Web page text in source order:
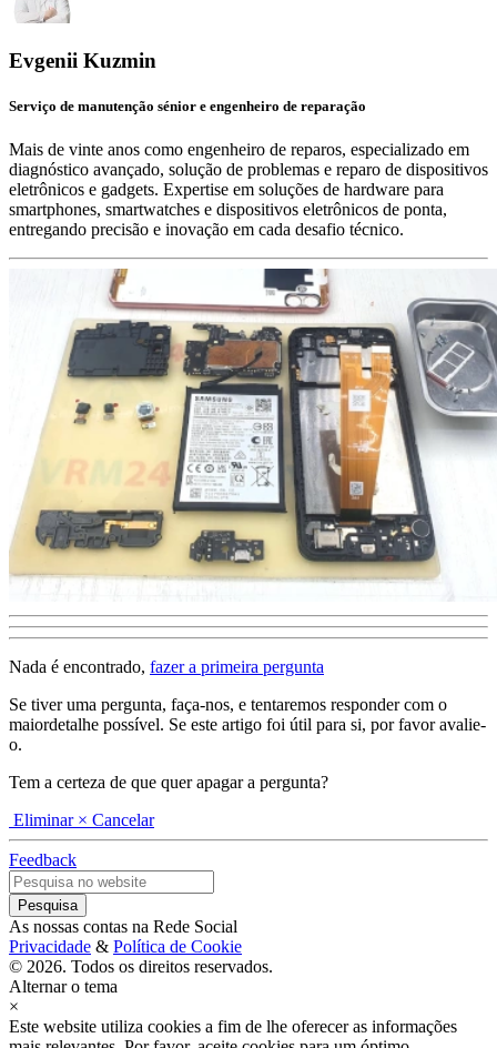
Evgenii Kuzmin
Serviço de manutenção sénior e engenheiro de reparação
Mais de vinte anos como engenheiro de reparos, especializado em
diagnóstico avançado, solução de problemas e reparo de dispositivos
eletrônicos e gadgets. Expertise em soluções de hardware para
smartphones, smartwatches e dispositivos eletrônicos de ponta,
entregando precisão e inovação em cada desafio técnico.
Nada é encontrado, fazer a primeira pergunta
Se tiver uma pergunta, faça-nos, e tentaremos responder com o
maiordetalhe possível. Se este artigo foi útil para si, por favor avalie-
o.
Tem a certeza de que quer apagar a pergunta?
Eliminar × Cancelar
Feedback
As nossas contas na Rede Social
Privacidade & Política de Cookie
© 2026. Todos os direitos reservados.
Alternar o tema
×
Este website utiliza cookies a fim de lhe oferecer as informações